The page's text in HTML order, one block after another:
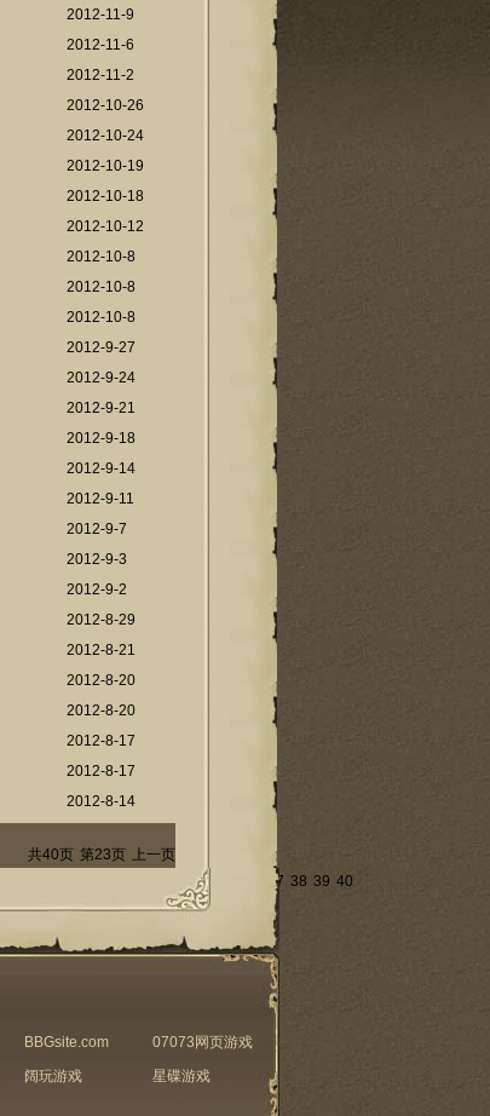
2012-11-9
2012-11-6
2012-11-2
2012-10-26
2012-10-24
2012-10-19
2012-10-18
2012-10-12
2012-10-8
2012-10-8
2012-10-8
2012-9-27
2012-9-24
2012-9-21
2012-9-18
2012-9-14
2012-9-11
2012-9-7
2012-9-3
2012-9-2
2012-8-29
2012-8-21
2012-8-20
2012-8-20
2012-8-17
2012-8-17
2012-8-14
共40页 第23页
上一页
34 37 38 39 40
下一页
BBGsite.com
07073网页游戏
阔玩游戏
星碟游戏